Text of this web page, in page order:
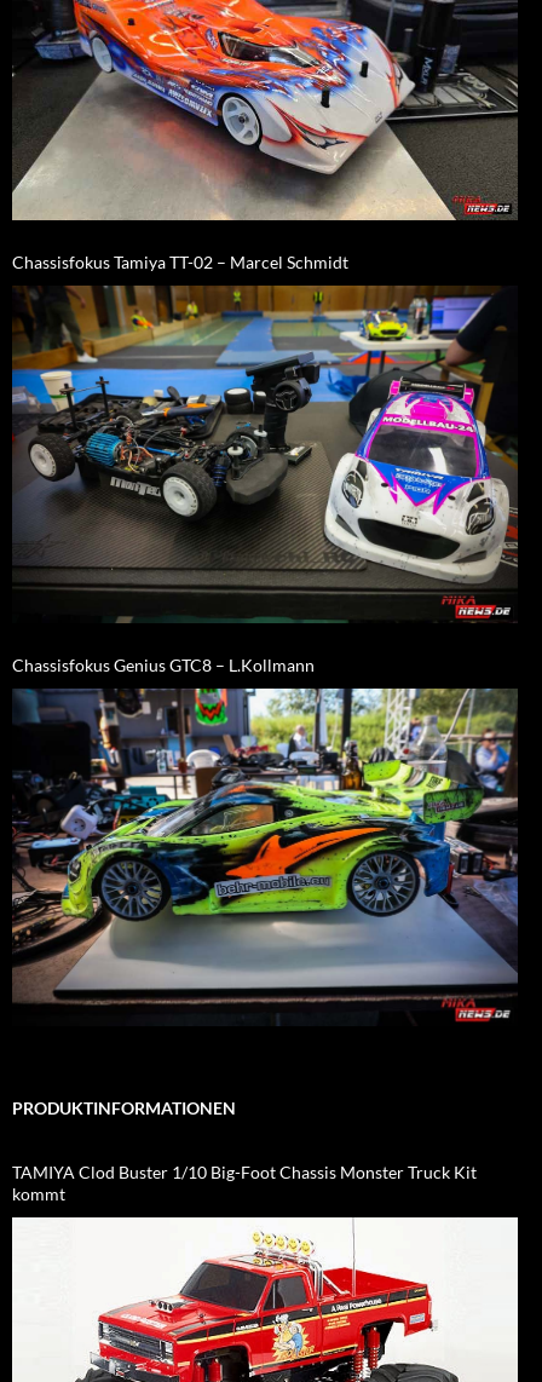
Chassisfokus Tamiya TT-02 – Marcel Schmidt
Chassisfokus Genius GTC8 – L.Kollmann
PRODUKTINFORMATIONEN
TAMIYA Clod Buster 1/10 Big-Foot Chassis Monster Truck Kit
kommt